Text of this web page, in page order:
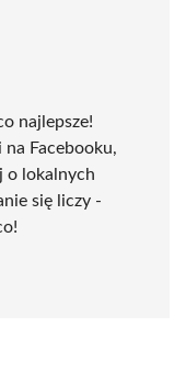
najlepsze!
na Facebooku,
o lokalnych
się liczy -